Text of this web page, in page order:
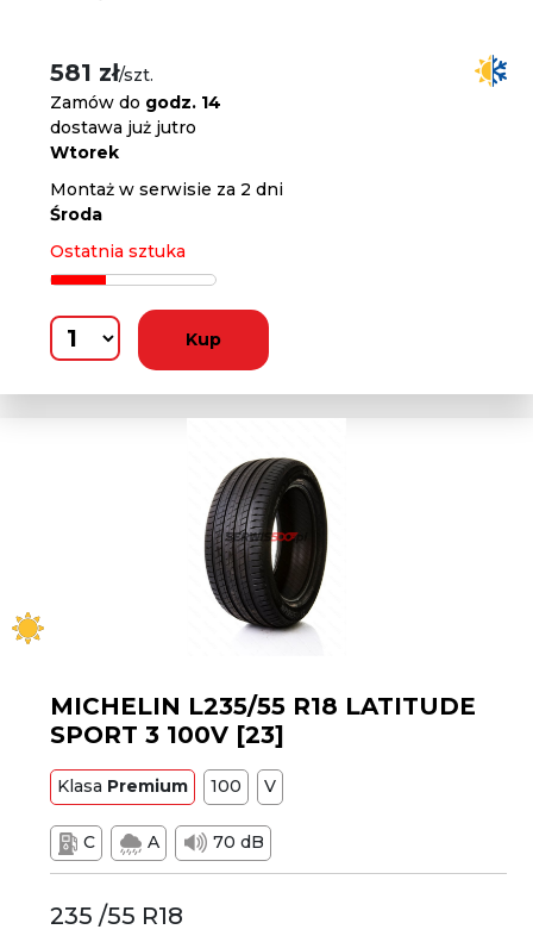
581 zł/szt.
Zamów do godz. 14
dostawa już jutro
Wtorek
Montaż w serwisie za 2 dni
Środa
Ostatnia sztuka
Kup
MICHELIN L235/55 R18 LATITUDE
SPORT 3 100V [23]
Klasa Premium 100 V
C A 70 dB
235 /55 R18